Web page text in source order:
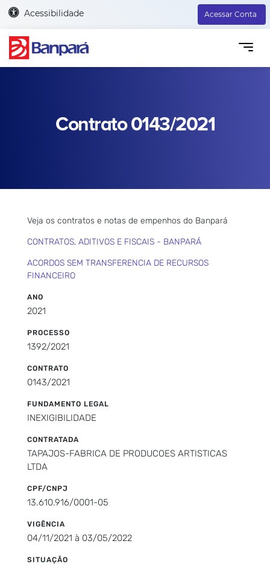
Acessibilidade Acessar Conta
Contrato 0143/2021
Veja os contratos e notas de empenhos do Banpará
CONTRATOS, ADITIVOS E FISCAIS - BANPARÁ
ACORDOS SEM TRANSFERENCIA DE RECURSOS
FINANCEIRO
ANO
2021
PROCESSO
1392/2021
CONTRATO
0143/2021
FUNDAMENTO LEGAL
INEXIGIBILIDADE
CONTRATADA
TAPAJOS-FABRICA DE PRODUCOES ARTISTICAS
LTDA
CPF/CNPJ
13.610.916/0001-05
VIGÊNCIA
04/11/2021 à 03/05/2022
SITUAÇÃO